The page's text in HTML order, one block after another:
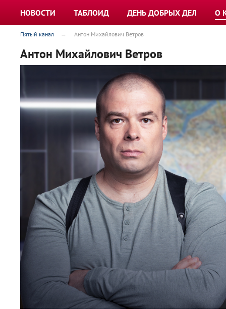
НОВОСТИ ТАБЛОИД ДЕНЬ ДОБРЫХ ДЕЛ О
Пятый канал Антон Михайлович Ветров
Антон Михайлович Ветров